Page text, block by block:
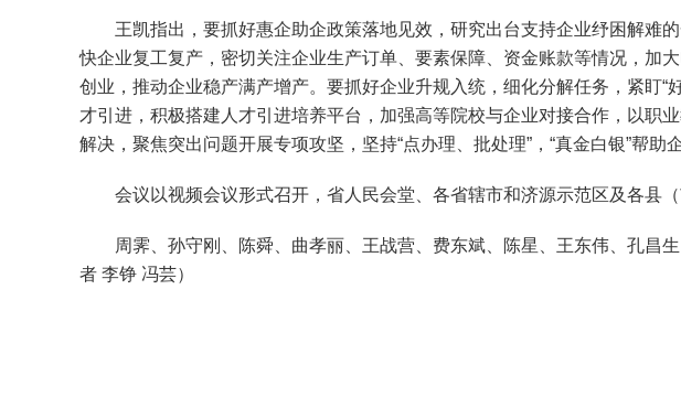
王凯指出，要抓好惠企助企政策落地见效，研究出台支持企业纾困解难
快企业复工复产，密切关注企业生产订单、要素保障、资金账款等情况，加
创业，推动企业稳产满产增产。要抓好企业升规入统，细化分解任务，紧盯“
才引进，积极搭建人才引进培养平台，加强高等院校与企业对接合作，以职
解决，聚焦突出问题开展专项攻坚，坚持“点办理、批处理”，“真金白银”帮助
会议以视频会议形式召开，省人民会堂、各省辖市和济源示范区及各县（
周霁、孙守刚、陈舜、曲孝丽、王战营、费东斌、陈星、王东伟、孔昌
者 李铮 冯芸）